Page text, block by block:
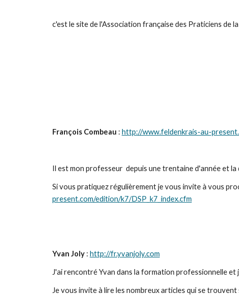
c'est le site de l'Association française des Praticiens de
François Combeau : http://www.feldenkrais-au-
Il est mon professeur  depuis une trentaine d'année et
Si vous pratiquez régulièrement je vous invite à vous
present.com/edition/k7/DSP_k7_index.cfm
Yvan Joly : http://fr.yvanjoly.com
J'ai rencontré Yvan dans la formation professionnelle
Je vous invite à lire les nombreux articles qui se trouvent